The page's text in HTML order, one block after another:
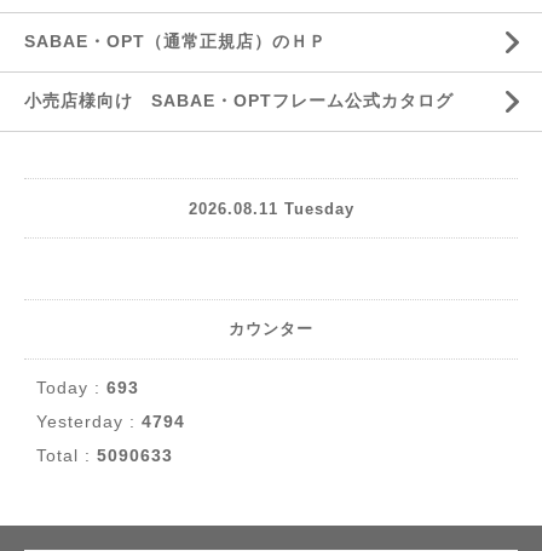
SABAE・OPT（通常正規店）のＨＰ
小売店様向け SABAE・OPTフレーム公式カタログ
2026.08.11 Tuesday
カウンター
Today : 693
Yesterday : 4794
Total : 5090633